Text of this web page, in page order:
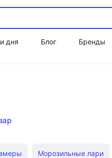
дня Блог Бренды
Морозильные лари